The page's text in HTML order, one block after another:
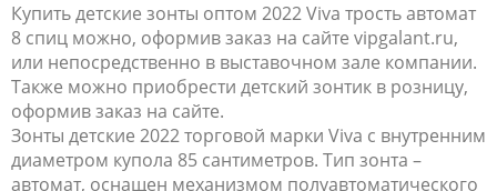
Купить детские зонты оптом 2022 Viva трость автомат
8 спиц можно, оформив заказ на сайте vipgalant.ru,
или непосредственно в выставочном зале компании.
Также можно приобрести детский зонтик в розницу,
оформив заказ на сайте.
Зонты детские 2022 торговой марки Viva с внутренним
диаметром купола 85 сантиметров. Тип зонта –
автомат, оснащен механизмом полуавтоматического